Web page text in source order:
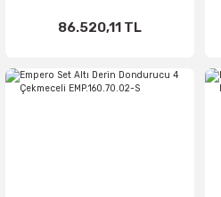
86.520,11 TL